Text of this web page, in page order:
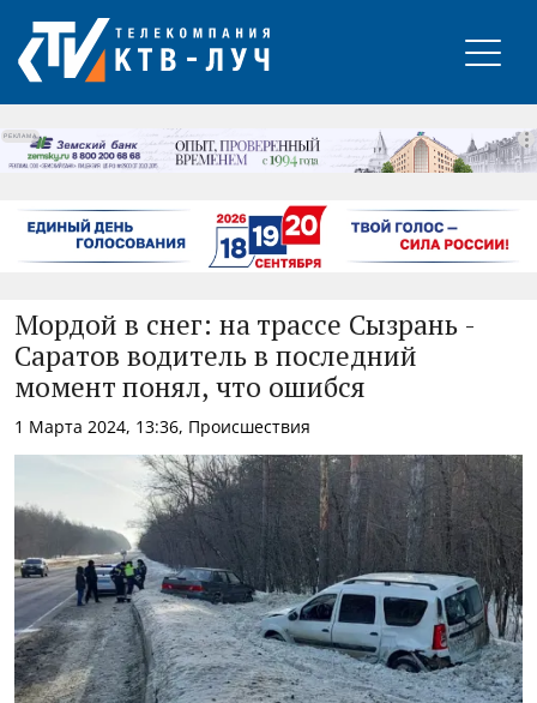
РЕКЛАМА
Мордой в снег: на трассе Сызрань -
Саратов водитель в последний
момент понял, что ошибся
1 Марта 2024, 13:36, Происшествия